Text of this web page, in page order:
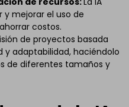
mejorar el uso de
costos.
de proyectos basada
y adaptabilidad, haciéndolo
de diferentes tamaños y